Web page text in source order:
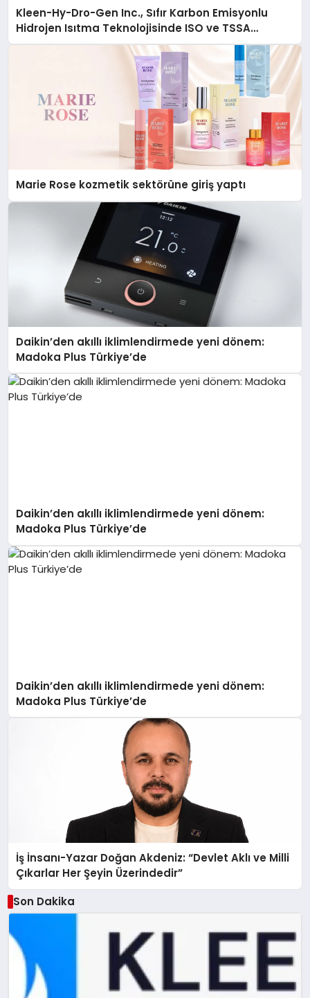
Kleen-Hy-Dro-Gen Inc., Sıfır Karbon Emisyonlu
Hidrojen Isıtma Teknolojisinde ISO ve TSSA
Düzenleyici Onaylarını Aldı
Marie Rose kozmetik sektörüne giriş yaptı
Daikin’den akıllı iklimlendirmede yeni dönem:
Madoka Plus Türkiye’de
Daikin’den akıllı iklimlendirmede yeni dönem:
Madoka Plus Türkiye’de
Daikin’den akıllı iklimlendirmede yeni dönem:
Madoka Plus Türkiye’de
İş İnsanı-Yazar Doğan Akdeniz: “Devlet Aklı ve Milli
Çıkarlar Her Şeyin Üzerindedir”
Son Dakika